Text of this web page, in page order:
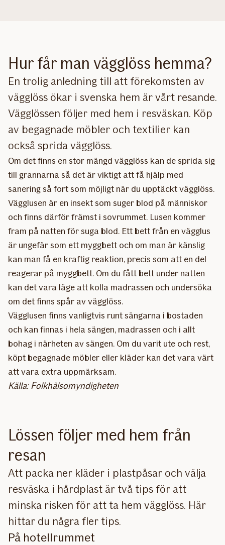
Hur får man vägglöss hemma?
En trolig anledning till att förekomsten av
vägglöss ökar i svenska hem är vårt resande.
Vägglössen följer med hem i resväskan. Köp
av begagnade möbler och textilier kan
också sprida vägglöss.
Om det finns en stor mängd vägglöss kan de sprida sig
till grannarna så det är viktigt att få hjälp med
sanering så fort som möjligt när du upptäckt vägglöss.
Vägglusen är en insekt som suger blod på människor
och finns därför främst i sovrummet. Lusen kommer
fram på natten för suga blod. Ett bett från en vägglus
är ungefär som ett myggbett och om man är känslig
kan man få en kraftig reaktion, precis som att en del
reagerar på myggbett. Om du fått bett under natten
kan det vara läge att kolla madrassen och undersöka
om det finns spår av vägglöss.
Vägglusen finns vanligtvis runt sängarna i bostaden
och kan finnas i hela sängen, madrassen och i allt
bohag i närheten av sängen. Om du varit ute och rest,
köpt begagnade möbler eller kläder kan det vara värt
att vara extra uppmärksam.
Källa: Folkhälsomyndigheten
Lössen följer med hem från
resan
Att packa ner kläder i plastpåsar och välja
resväska i hårdplast är två tips för att
minska risken för att ta hem vägglöss. Här
hittar du några fler tips.
På hotellrummet